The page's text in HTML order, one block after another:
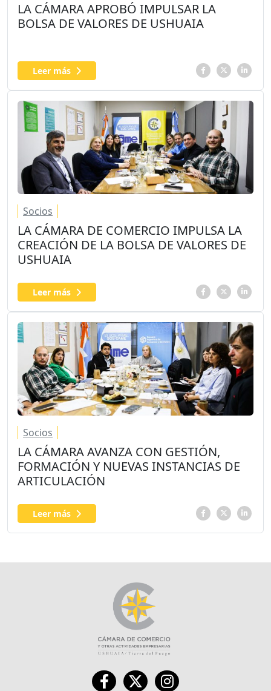
LA CÁMARA APROBÓ IMPULSAR LA
BOLSA DE VALORES DE USHUAIA
Leer más
Socios
LA CÁMARA DE COMERCIO IMPULSA LA
CREACIÓN DE LA BOLSA DE VALORES DE
USHUAIA
Leer más
Socios
LA CÁMARA AVANZA CON GESTIÓN,
FORMACIÓN Y NUEVAS INSTANCIAS DE
ARTICULACIÓN
Leer más